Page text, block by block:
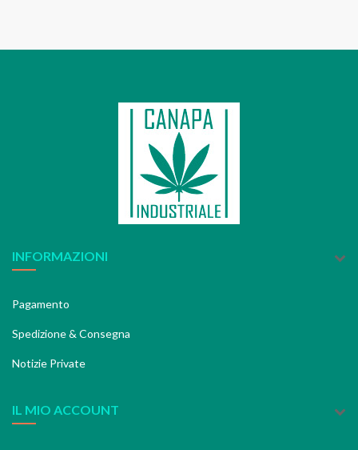
INFORMAZIONI
Pagamento
Spedizione & Consegna
Notizie Private
IL MIO ACCOUNT